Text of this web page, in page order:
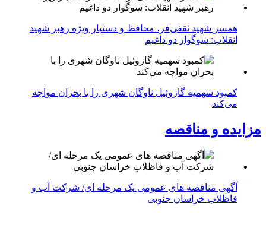
همسر شهید ثقفی‌فر، محافظ و دستیار ویژه رهبر شهید
انقلاب: سوگوار دو داغیم
کمبود سهمیه گازوئیل ناوگان شهری را با بحران مواجه
می‌کند
مزایده و مناقصه
آگهی مناقصه های عمومی یک مرحله ای/ شرکت آب و
فاظلاب خراسان جنوبی